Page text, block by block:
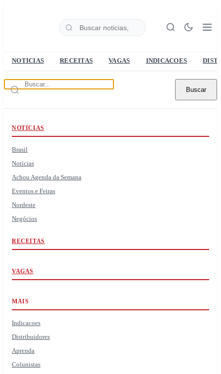
NOTICIAS RECEITAS VAGAS INDICACOES
Buscar
NOTICIAS
Brasil
Notícias
Achou Agenda da Semana
Eventos e Feiras
Nordeste
Negócios
RECEITAS
VAGAS
MAIS
Indicacoes
Distribuidores
Aprenda
Colunistas